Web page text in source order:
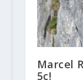
Marcel
5c!